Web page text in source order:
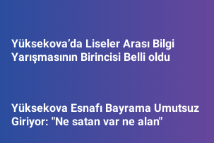
Yüksekova’da Liseler Arası Bilgi
Yarışmasının Birincisi Belli oldu
Yüksekova Esnafı Bayrama Umutsuz
Giriyor: "Ne satan var ne alan"